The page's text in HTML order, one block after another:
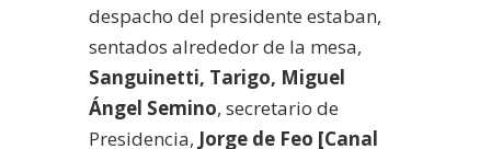
despacho del presidente estaban,
sentados alrededor de la mesa,
Sanguinetti, Tarigo, Miguel
Ángel Semino, secretario de
Presidencia, Jorge de Feo [Canal